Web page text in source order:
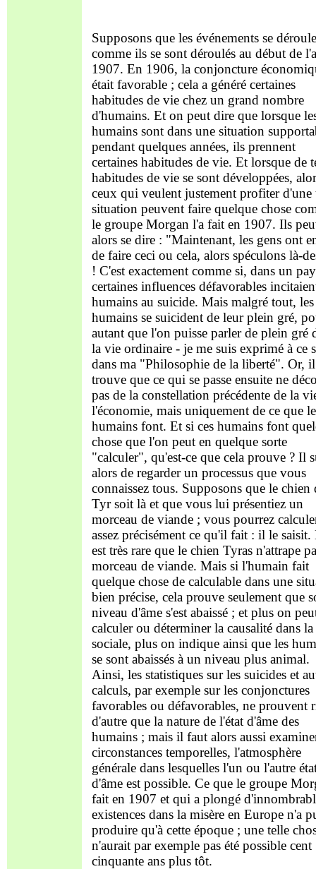
Supposons que les événements se
comme ils se sont déroulés au début de
1907. En 1906, la conjoncture
était favorable ; cela a généré certaines
habitudes de vie chez un grand nombre
d'humains. Et on peut dire que lorsque
humains sont dans une situation
pendant quelques années, ils prennent
certaines habitudes de vie. Et lorsque de
habitudes de vie se sont développées,
ceux qui veulent justement profiter d'une
situation peuvent faire quelque chose
le groupe Morgan l'a fait en 1907. Ils
alors se dire : "Maintenant, les gens ont
de faire ceci ou cela, alors spéculons là-
! C'est exactement comme si, dans un
certaines influences défavorables
humains au suicide. Mais malgré tout, les
humains se suicident de leur plein gré,
autant que l'on puisse parler de plein gré
la vie ordinaire - je me suis exprimé à ce
dans ma "Philosophie de la liberté". Or, il
trouve que ce qui se passe ensuite ne
pas de la constellation précédente de la
l'économie, mais uniquement de ce que
humains font. Et si ces humains font
chose que l'on peut en quelque sorte
"calculer", qu'est-ce que cela prouve ? Il
alors de regarder un processus que vous
connaissez tous. Supposons que le chien
Tyr soit là et que vous lui présentiez un
morceau de viande ; vous pourrez
assez précisément ce qu'il fait : il le
est très rare que le chien Tyras n'attrape
morceau de viande. Mais si l'humain fait
quelque chose de calculable dans une
bien précise, cela prouve seulement que
niveau d'âme s'est abaissé ; et plus on
calculer ou déterminer la causalité dans
sociale, plus on indique ainsi que les
se sont abaissés à un niveau plus animal.
Ainsi, les statistiques sur les suicides et
calculs, par exemple sur les conjonctures
favorables ou défavorables, ne prouvent
d'autre que la nature de l'état d'âme des
humains ; mais il faut alors aussi
circonstances temporelles, l'atmosphère
générale dans lesquelles l'un ou l'autre
d'âme est possible. Ce que le groupe
fait en 1907 et qui a plongé
existences dans la misère en Europe n'a
produire qu'à cette époque ; une telle
n'aurait par exemple pas été possible cent
cinquante ans plus tôt.